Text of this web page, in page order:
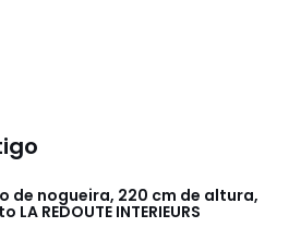
de nogueira, 220 cm de altura,
LA REDOUTE INTERIEURS